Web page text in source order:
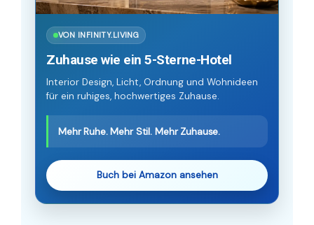
VON INFINITY.LIVING
Zuhause wie ein 5-Sterne-Hotel
Interior Design, Licht, Ordnung und Wohnideen
für ein ruhiges, hochwertiges Zuhause.
Mehr Ruhe. Mehr Stil. Mehr Zuhause.
Buch bei Amazon ansehen